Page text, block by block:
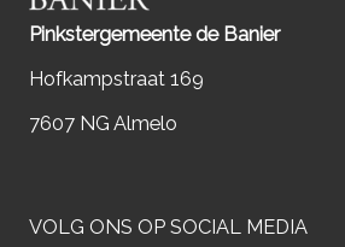
Pinkstergemeente de Banier
Hofkampstraat 169
7607 NG Almelo
VOLG ONS OP SOCIAL MEDIA